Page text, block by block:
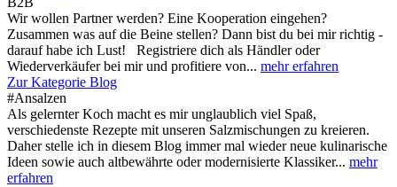
Wir wollen Partner werden? Eine Kooperation eingehen?
Zusammen was auf die Beine stellen? Dann bist du bei mir richtig -
darauf habe ich Lust! Registriere dich als Händler oder
Wiederverkäufer bei mir und profitiere von... mehr erfahren
Zur Kategorie Blog
#Ansalzen
Als gelernter Koch macht es mir unglaublich viel Spaß,
verschiedenste Rezepte mit unseren Salzmischungen zu kreieren.
Daher stelle ich in diesem Blog immer mal wieder neue kulinarische
Ideen sowie auch altbewährte oder modernisierte Klassiker... mehr
erfahren